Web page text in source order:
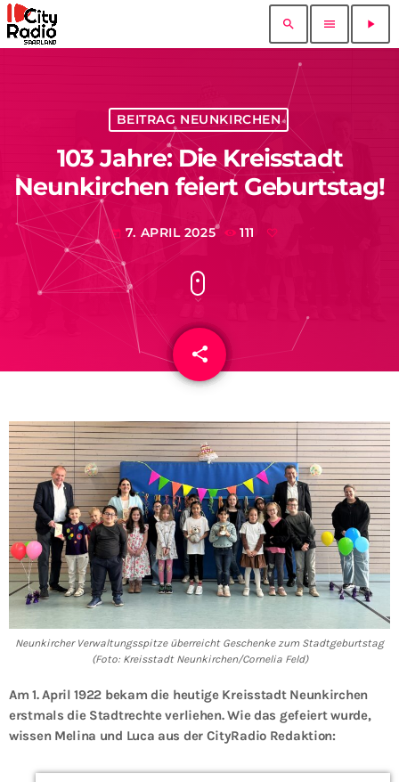
search menu play_arrow
BEITRAG NEUNKIRCHEN
103 Jahre: Die Kreisstadt
Neunkirchen feiert Geburtstag!
today 7. APRIL 2025 111
share
email
Neunkircher Verwaltungsspitze überreicht Geschenke zum Stadtgeburtstag
(Foto: Kreisstadt Neunkirchen/Cornelia Feld)
Am 1. April 1922 bekam die heutige Kreisstadt Neunkirchen
erstmals die Stadtrechte verliehen. Wie das gefeiert wurde,
wissen Melina und Luca aus der CityRadio Redaktion: